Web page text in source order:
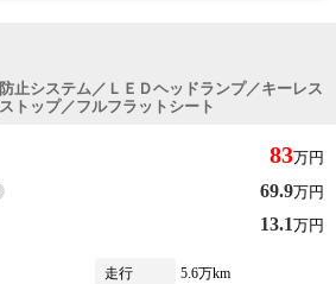
止システム／ＬＥＤヘッドランプ／キーレス
トップ／フルフラットシート
83万円
69.9万円
13.1万円
走行
5.6万km